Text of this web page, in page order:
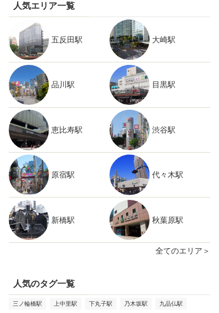
人気エリア一覧
五反田駅 大崎駅
品川駅 目黒駅
恵比寿駅 渋谷駅
原宿駅 代々木駅
新橋駅 秋葉原駅
全てのエリア＞
人気のタグ一覧
三ノ輪橋駅 上中里駅 下丸子駅 乃木坂駅 九品仏駅